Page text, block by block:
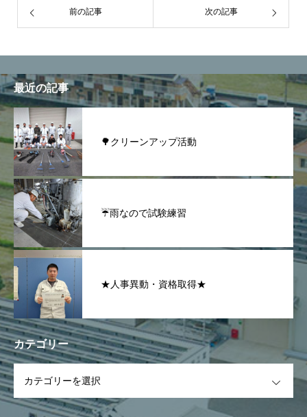
前の記事 次の記事
最近の記事
🌳クリーンアップ活動
☔雨なので試験練習
★人事異動・資格取得★
カテゴリー